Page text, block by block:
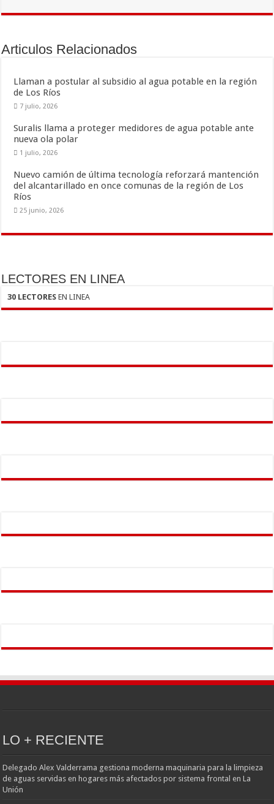
o
k
ar
r
Articulos Relacionados
Llaman a postular al subsidio al agua potable en la región
de Los Ríos
7 julio, 2026
Suralis llama a proteger medidores de agua potable ante
nueva ola polar
1 julio, 2026
Nuevo camión de última tecnología reforzará mantención
del alcantarillado en once comunas de la región de Los
Ríos
25 junio, 2026
LECTORES EN LINEA
30 LECTORES EN LINEA
LO + RECIENTE
Delegado Alex Valderrama gestiona moderna maquinaria para la limpieza
de aguas servidas en hogares más afectados por sistema frontal en La
Unión